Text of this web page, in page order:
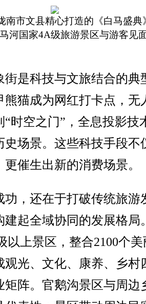
南市文县精心打造的《白马盛典
河国家4A级旅游景区与游客见
是科技与文旅结合的典
熊猫成为网红打卡点，无
“时空之门”，全息投影技
史场景。这些科技手段不
催生出新的消费场景。
，还在于打破传统旅游
建起全域协同的发展格局
以上景区，整合2100个
观光、文化、康养、乡村
矩阵。官鹅沟景区与周边